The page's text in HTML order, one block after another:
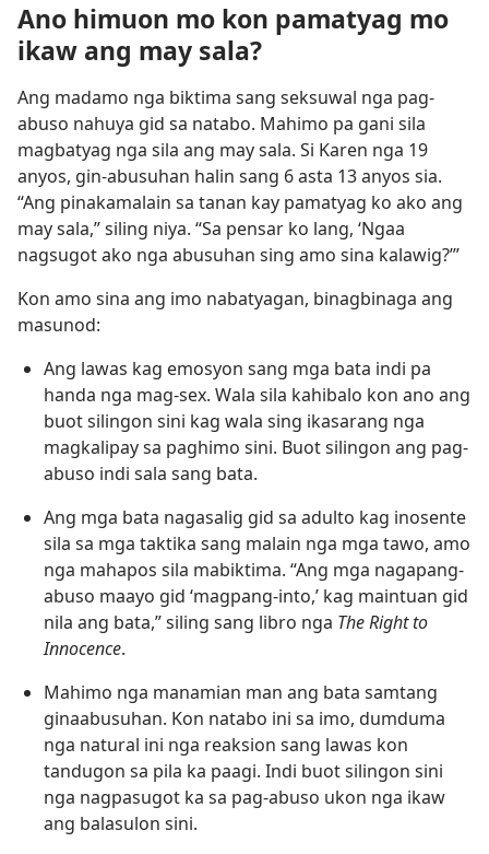
Ano himuon mo kon pamatyag mo
ikaw ang may sala?
Ang madamo nga biktima sang seksuwal nga pag-
abuso nahuya gid sa natabo. Mahimo pa gani sila
magbatyag nga sila ang may sala. Si Karen nga 19
anyos, gin-abusuhan halin sang 6 asta 13 anyos sia.
“Ang pinakamalain sa tanan kay pamatyag ko ako ang
may sala,” siling niya. “Sa pensar ko lang, ‘Ngaa
nagsugot ako nga abusuhan sing amo sina kalawig?’”
Kon amo sina ang imo nabatyagan, binagbinaga ang
masunod:
Ang lawas kag emosyon sang mga bata indi pa
handa nga mag-sex. Wala sila kahibalo kon ano ang
buot silingon sini kag wala sing ikasarang nga
magkalipay sa paghimo sini. Buot silingon ang pag-
abuso indi sala sang bata.
Ang mga bata nagasalig gid sa adulto kag inosente
sila sa mga taktika sang malain nga mga tawo, amo
nga mahapos sila mabiktima. “Ang mga nagapang-
abuso maayo gid ‘magpang-into,’ kag maintuan gid
nila ang bata,” siling sang libro nga The Right to
Innocence.
Mahimo nga manamian man ang bata samtang
ginaabusuhan. Kon natabo ini sa imo, dumduma
nga natural ini nga reaksion sang lawas kon
tandugon sa pila ka paagi. Indi buot silingon sini
nga nagpasugot ka sa pag-abuso ukon nga ikaw
ang balasulon sini.